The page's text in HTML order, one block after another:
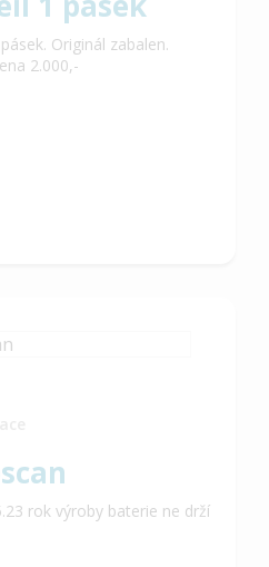
Originál zabalen.
2.000,-
rok výroby baterie ne drží